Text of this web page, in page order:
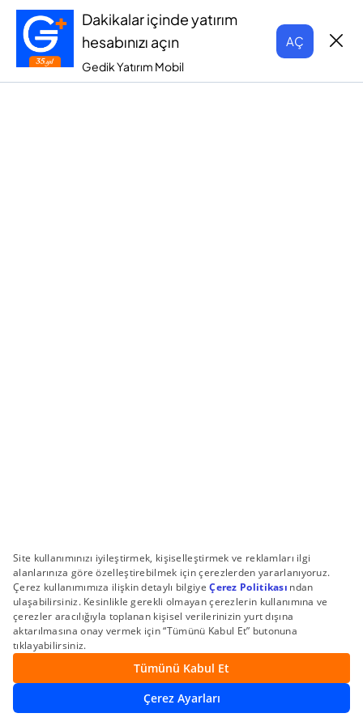
Dakikalar içinde yatırım
hesabınızı açın
Gedik Yatırım Mobil
AÇ